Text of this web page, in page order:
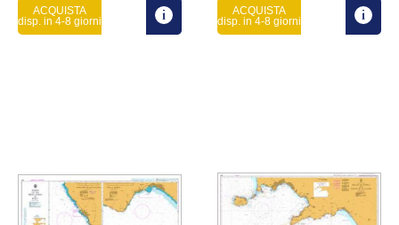
ACQUISTA
disp. in 4-8 giorni
ACQUISTA
disp. in 4-8 giorni